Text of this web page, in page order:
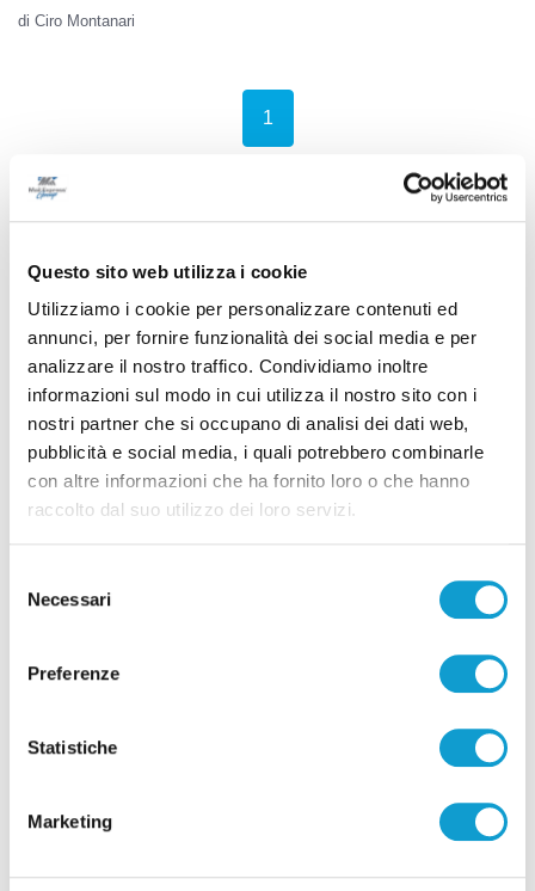
Questo sito web utilizza i cookie
Utilizziamo i cookie per personalizzare contenuti ed
annunci, per fornire funzionalità dei social media e per
analizzare il nostro traffico. Condividiamo inoltre
informazioni sul modo in cui utilizza il nostro sito con i
nostri partner che si occupano di analisi dei dati web,
pubblicità e social media, i quali potrebbero combinarle
con altre informazioni che ha fornito loro o che hanno
raccolto dal suo utilizzo dei loro servizi.
delNecessari
Preferenze
Statistiche
Marketing
di Ciro Montanari
1